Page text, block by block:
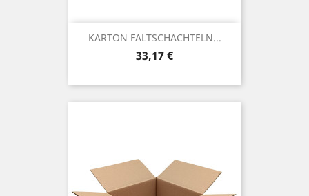
KARTON FALTSCHACHTELN...
Preis
33,17 €